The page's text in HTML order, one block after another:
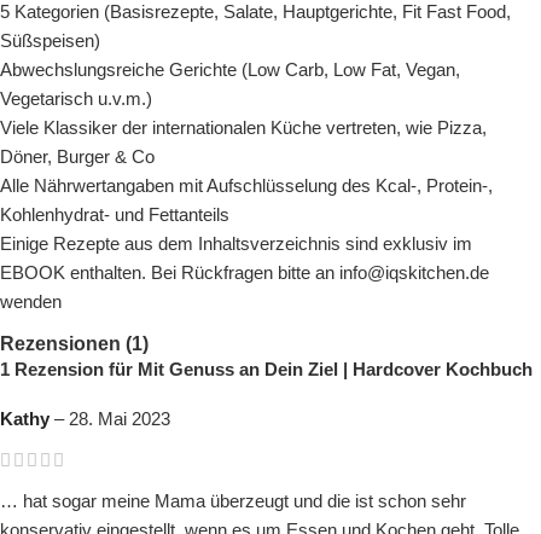
5 Kategorien (Basisrezepte, Salate, Hauptgerichte, Fit Fast Food,
Süßspeisen)
Abwechslungsreiche Gerichte (Low Carb, Low Fat, Vegan,
Vegetarisch u.v.m.)
Viele Klassiker der internationalen Küche vertreten, wie Pizza,
Döner, Burger & Co
Alle Nährwertangaben mit Aufschlüsselung des Kcal-, Protein-,
Kohlenhydrat- und Fettanteils
Einige Rezepte aus dem Inhaltsverzeichnis sind exklusiv im
EBOOK enthalten. Bei Rückfragen bitte an info@iqskitchen.de
wenden
Rezensionen (1)
1 Rezension für Mit Genuss an Dein Ziel | Hardcover Kochbuch
Kathy – 28. Mai 2023
… hat sogar meine Mama überzeugt und die ist schon sehr
konservativ eingestellt, wenn es um Essen und Kochen geht. Tolle